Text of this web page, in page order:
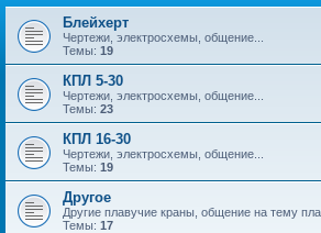
Блейхерт
Чертежи, электросхемы, общение...
Темы: 19
КПЛ 5-30
Чертежи, электросхемы, общение...
Темы: 23
КПЛ 16-30
Чертежи, электросхемы, общение...
Темы: 19
Другое
Другие плавучие краны, общение на тему
Темы: 17